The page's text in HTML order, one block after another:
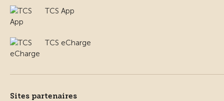
TCS App
TCS eCharge
Sites partenaires